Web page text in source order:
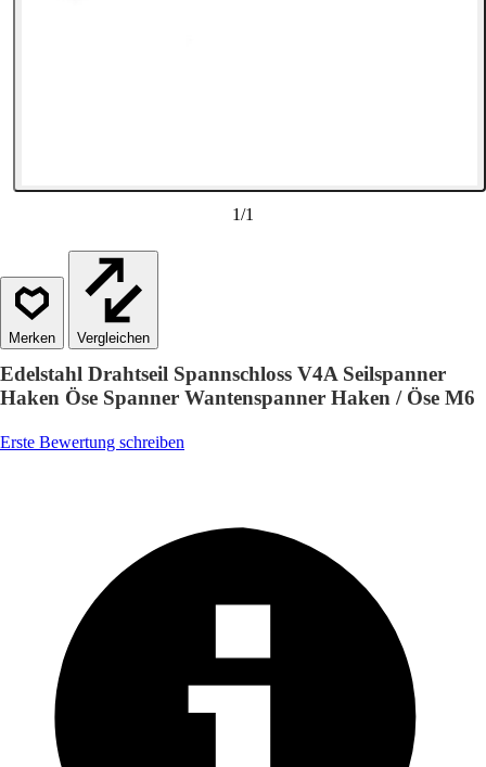
1/1
Vergleichen
Edelstahl Drahtseil Spannschloss V4A Seilspanner
Haken Öse Spanner Wantenspanner Haken / Öse M6
Erste Bewertung schreiben